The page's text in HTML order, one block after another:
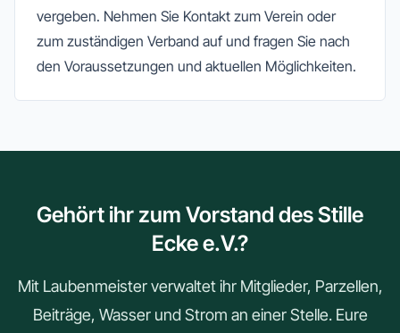
vergeben. Nehmen Sie Kontakt zum Verein oder
zum zuständigen Verband auf und fragen Sie nach
den Voraussetzungen und aktuellen Möglichkeiten.
Gehört ihr zum Vorstand des Stille
Ecke e.V.?
Mit Laubenmeister verwaltet ihr Mitglieder, Parzellen,
Beiträge, Wasser und Strom an einer Stelle. Eure